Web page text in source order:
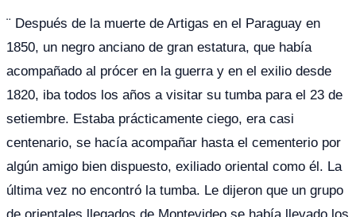
¨ Después de la muerte de Artigas en el Paraguay en
1850, un negro anciano de gran estatura, que había
acompañado al prócer en la guerra y en el exilio desde
1820, iba todos los años a visitar su tumba para el 23 de
setiembre. Estaba prácticamente ciego, era casi
centenario, se hacía acompañar hasta el cementerio por
algún amigo bien dispuesto, exiliado oriental como él. La
última vez no encontró la tumba. Le dijeron que un grupo
de orientales llegados de Montevideo se había llevado los